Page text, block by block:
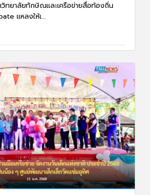
วิทยาลัยทักษิณและเครือข่ายสื่อท้องถิ่น
แหลงให้เ...